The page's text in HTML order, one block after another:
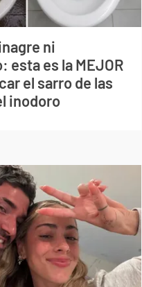
ni
esta es la MEJOR
el sarro de las
inodoro